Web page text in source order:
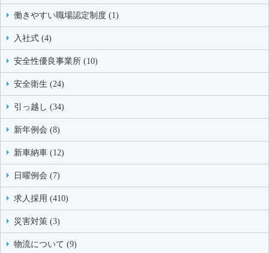
働きやすい職場認定制度 (1)
入社式 (4)
安全性優良事業所 (10)
安全衛生 (24)
引っ越し (34)
新年例会 (8)
新車納車 (12)
日曜例会 (7)
求人採用 (410)
災害対策 (3)
物流について (9)